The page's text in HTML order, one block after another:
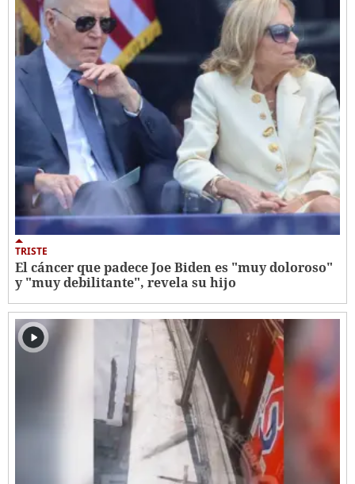
TRISTE
El cáncer que padece Joe Biden es "muy doloroso"
y "muy debilitante", revela su hijo